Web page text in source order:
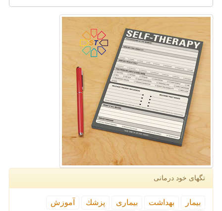
تگهای خود درمانی
بیمار بهداشت بیماری پزشك
آموزش